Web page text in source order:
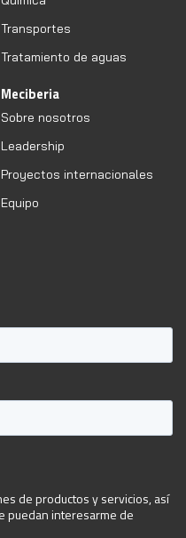
Transportes
Tratamiento de aguas
Meciberia
Sobre nosotros
Leadership
Proyectos internacionales
Equipo